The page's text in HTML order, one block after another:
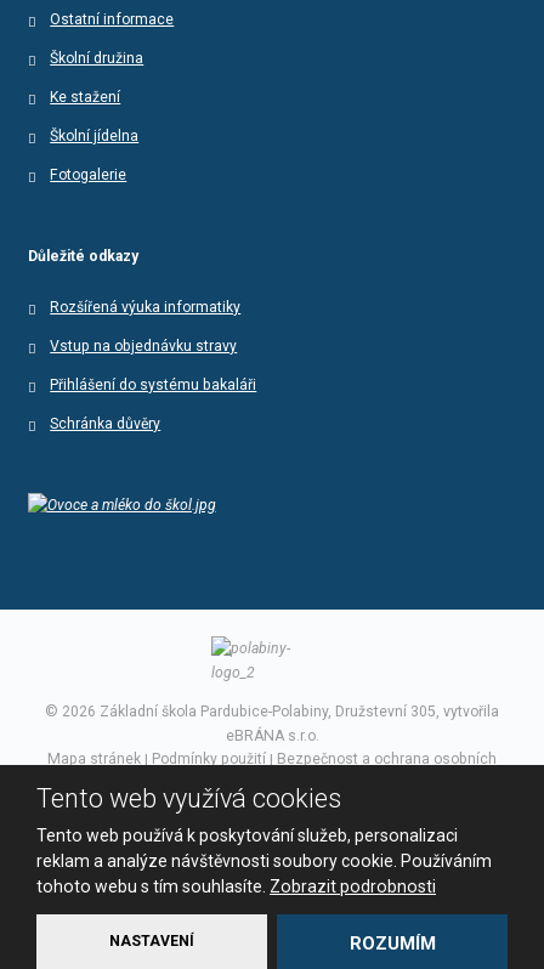
Ostatní informace
Školní družina
Ke stažení
Školní jídelna
Fotogalerie
Důležité odkazy
Rozšířená výuka informatiky
Vstup na objednávku stravy
Přihlášení do systému bakaláři
Schránka důvěry
© 2026 Základní škola Pardubice-Polabiny, Družstevní 305, vytvořila
eBRÁNA s.r.o.
Mapa stránek | Podmínky použití | Bezpečnost a ochrana osobních
zásady ochrany osobních údajů
smluvní podmínky
Tento web využívá cookies
Tento web používá k poskytování služeb, personalizaci
reklam a analýze návštěvnosti soubory cookie. Používáním
tohoto webu s tím souhlasíte. Zobrazit podrobnosti
NASTAVENÍ ROZUMÍM